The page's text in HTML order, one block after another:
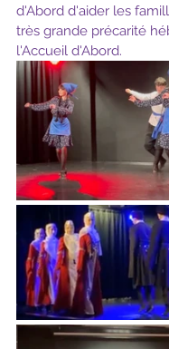
d'Abord d'aider les
très grande précarité
l'Accueil d'Abord.